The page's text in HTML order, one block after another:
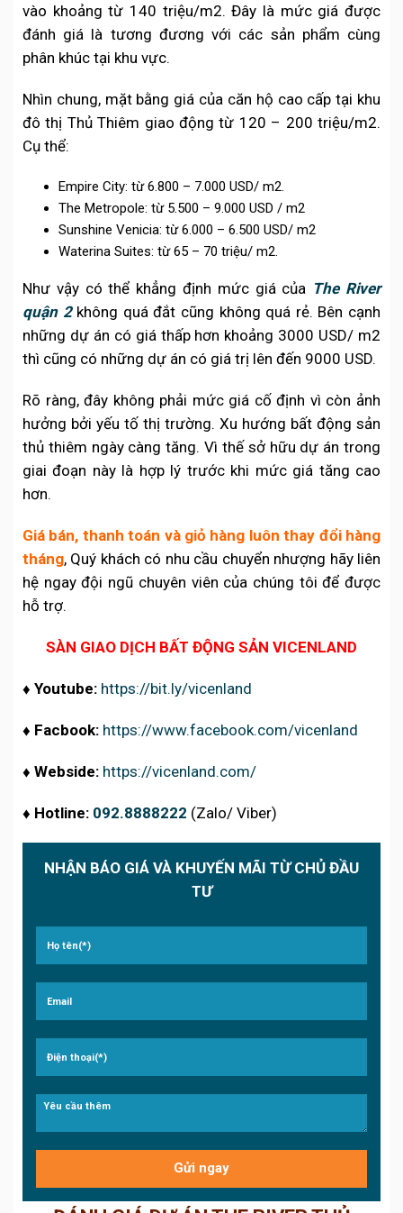
vào khoảng từ 140 triệu/m2. Đây là mức giá được
đánh giá là tương đương với các sản phẩm cùng
phân khúc tại khu vực.
Nhìn chung, mặt bằng giá của căn hộ cao cấp tại khu
đô thị Thủ Thiêm giao động từ 120 – 200 triệu/m2.
Cụ thể:
Empire City: từ 6.800 – 7.000 USD/ m2.
The Metropole: từ 5.500 – 9.000 USD / m2
Sunshine Venicia: từ 6.000 – 6.500 USD/ m2
Waterina Suites: từ 65 – 70 triệu/ m2.
Như vậy có thể khẳng định mức giá của The River
quận 2không quá đắt cũng không quá rẻ. Bên cạnh
những dự án có giá thấp hơn khoảng 3000 USD/ m2
thì cũng có những dự án có giá trị lên đến 9000 USD.
Rõ ràng, đây không phải mức giá cố định vì còn ảnh
hưởng bởi yếu tố thị trường. Xu hướng bất động sản
thủ thiêm ngày càng tăng. Vì thế sở hữu dự án trong
giai đoạn này là hợp lý trước khi mức giá tăng cao
hơn.
Giá bán, thanh toán và giỏ hàng luôn thay đổi hàng
tháng, Quý khách có nhu cầu chuyển nhượng hãy liên
hệ ngay đội ngũ chuyên viên của chúng tôi để được
hỗ trợ.
SÀN GIAO DỊCH BẤT ĐỘNG SẢN VICENLAND
♦️ Youtube: https://bit.ly/vicenland
♦️ Facbook: https://www.facebook.com/vicenland
♦️ Webside: https://vicenland.com/
♦️ Hotline: 092.8888222 (Zalo/ Viber)
NHẬN BÁO GIÁ VÀ KHUYẾN MÃI TỪ CHỦ ĐẦU
TƯ